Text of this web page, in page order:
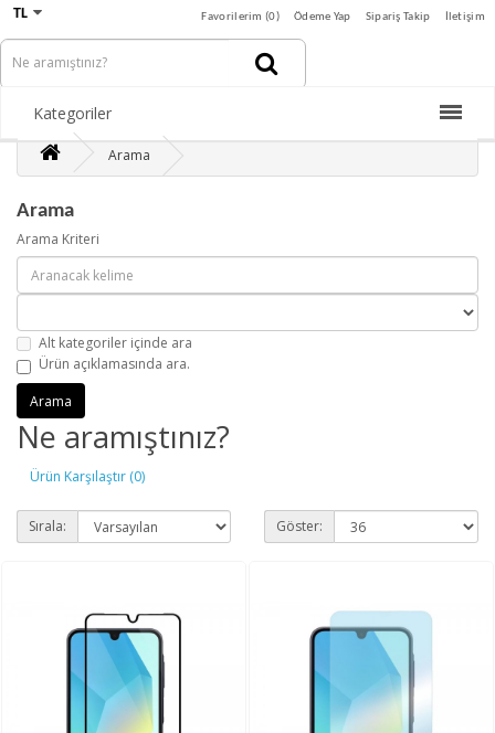
TL Favorilerim (0) Ödeme Yap Sipariş Takip İletişim
Kategoriler
Arama
Arama
Arama Kriteri
Alt kategoriler içinde ara
Ürün açıklamasında ara.
Ne aramıştınız?
Ürün Karşılaştır (0)
Sırala: Göster: